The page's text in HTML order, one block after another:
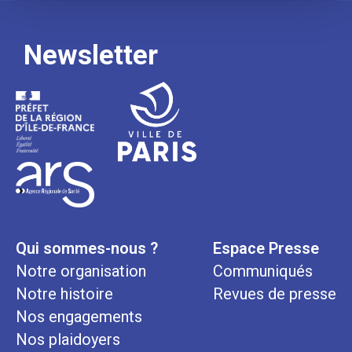
Newsletter
Qui sommes-nous ?
Notre organisation
Notre histoire
Nos engagements
Nos plaidoyers
Espace Presse
Communiqués
Revues de presse